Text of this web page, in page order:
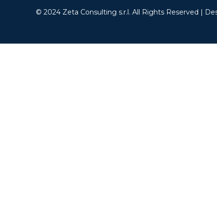
© 2024 Zeta Consulting s.r.l. All Rights Reserved |